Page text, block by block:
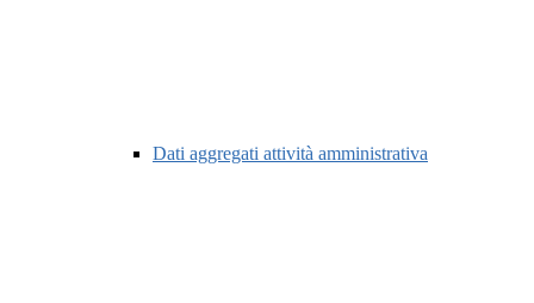
Dati aggregati attività amministrativa